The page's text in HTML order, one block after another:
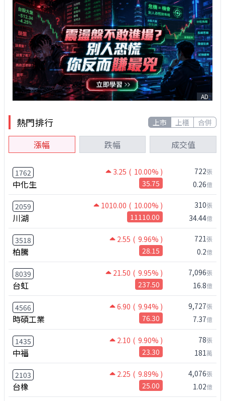
AD
熱門排行 上市 上櫃 合併
漲幅 跌幅 成交值
1762 3.25 ( 10.00% )
中化生 35.75
722張
0.26億
2059 1010.00 ( 10.00% )
川湖 11110.00
310張
34.44億
3518 2.55 ( 9.96% )
柏騰 28.15
721張
0.2億
8039 21.50 ( 9.95% )
台虹 237.50
7,096張
16.8億
4566 6.90 ( 9.94% )
時碩工業 76.30
9,727張
7.37億
1435 2.10 ( 9.90% )
中福 23.30
78張
181萬
2103 2.25 ( 9.89% )
台橡 25.00
4,076張
1.02億